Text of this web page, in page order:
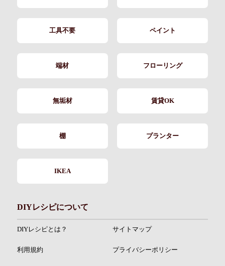
工具不要 ペイント
端材 フローリング
無垢材 賃貸OK
棚 プランター
IKEA
DIYレシピについて
DIYレシピとは？ サイトマップ
利用規約 プライバシーポリシー